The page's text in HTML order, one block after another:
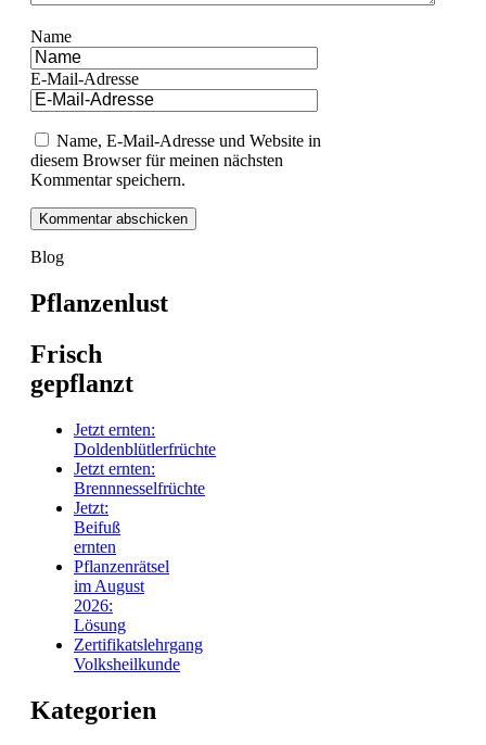
Name
E-Mail-Adresse
Name, E-Mail-Adresse und Website in
diesem Browser für meinen nächsten
Kommentar speichern.
Blog
Pflanzenlust
Frisch
gepflanzt
Jetzt ernten:
Doldenblütlerfrüchte
Jetzt ernten:
Brennnesselfrüchte
Jetzt:
Beifuß
ernten
Pflanzenrätsel
im August
2026:
Lösung
Zertifikatslehrgang
Volksheilkunde
Kategorien